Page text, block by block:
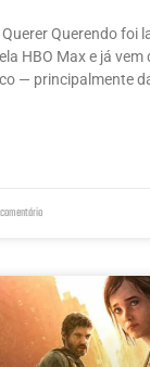
Querendo foi
HBO Max e já
— principalmente